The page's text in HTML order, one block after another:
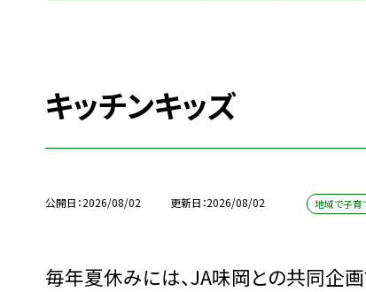
キッチンキッズ
公開日 2026/08/02 更新日 2026/08/02 地域で子育
毎年夏休みには、JA味岡との共同企